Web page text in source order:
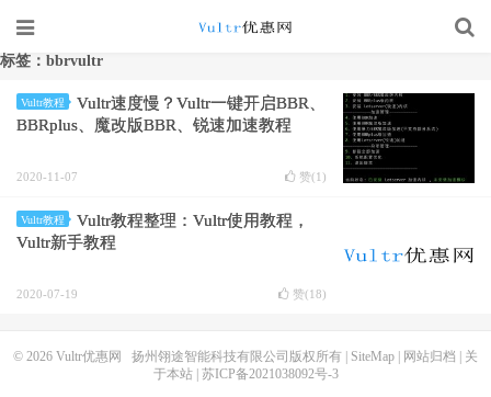
标签：bbrvultr
Vultr教程
Vultr速度慢？Vultr一键开启BBR、
BBRplus、魔改版BBR、锐速加速教程
2020-11-07 赞(1 )
Vultr教程
Vultr教程整理：Vultr使用教程，
Vultr新手教程
2020-07-19 赞(18)
© 2026 Vultr优惠网 扬州翎途智能科技有限公司版权所有 | SiteMap 网站归档
关
于本站| 苏ICP备2021038092号-3